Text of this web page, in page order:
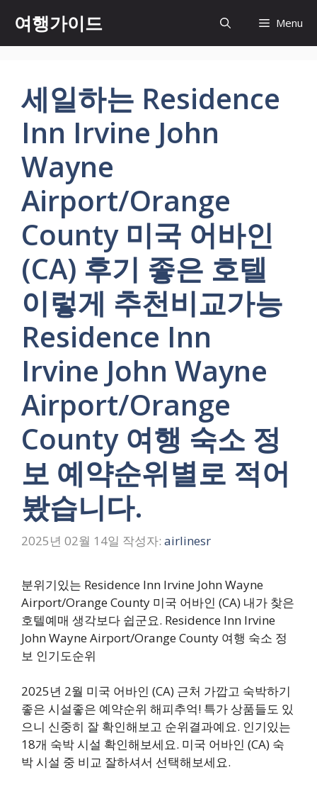
츠
여행가이드 Menu
세일하는 Residence
Inn Irvine John
Wayne
Airport/Orange
County 미국 어바인
(CA) 후기 좋은 호텔
이렇게 추천비교가능
Residence Inn
Irvine John Wayne
Airport/Orange
County 여행 숙소 정
보 예약순위별로 적어
봤습니다.
2025년 02월 14일 작성자: airlinesr
분위기있는 Residence Inn Irvine John Wayne
Airport/Orange County 미국 어바인 (CA) 내가 찾은
호텔예매 생각보다 쉽군요. Residence Inn Irvine
John Wayne Airport/Orange County 여행 숙소 정
보 인기도순위
2025년 2월 미국 어바인 (CA) 근처 가깝고 숙박하기
좋은 시설좋은 예약순위 해피추억! 특가 상품들도 있
으니 신중히 잘 확인해보고 순위결과예요. 인기있는
18개 숙박 시설 확인해보세요. 미국 어바인 (CA) 숙
박 시설 중 비교 잘하셔서 선택해보세요.